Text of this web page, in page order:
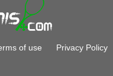
of use Privacy Policy